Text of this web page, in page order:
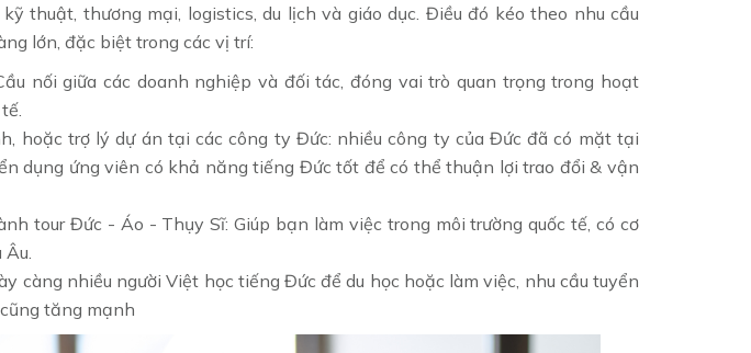
thuật, thương mại, logistics, du lịch và giáo dục. Điều đó kéo theo nhu cầu
lớn, đặc biệt trong các vị trí:
nối giữa các doanh nghiệp và đối tác, đóng vai trò quan trọng trong hoạt
hoặc trợ lý dự án tại các công ty Đức: nhiều công ty của Đức đã có mặt tại
dụng ứng viên có khả năng tiếng Đức tốt để có thể thuận lợi trao đổi & vận
tour Đức - Áo - Thụy Sĩ: Giúp bạn làm việc trong môi trường quốc tế, có cơ
càng nhiều người Việt học tiếng Đức để du học hoặc làm việc, nhu cầu tuyển
tăng mạnh